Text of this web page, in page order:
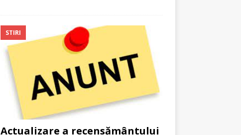
Actualizare a recensământului
STIRI